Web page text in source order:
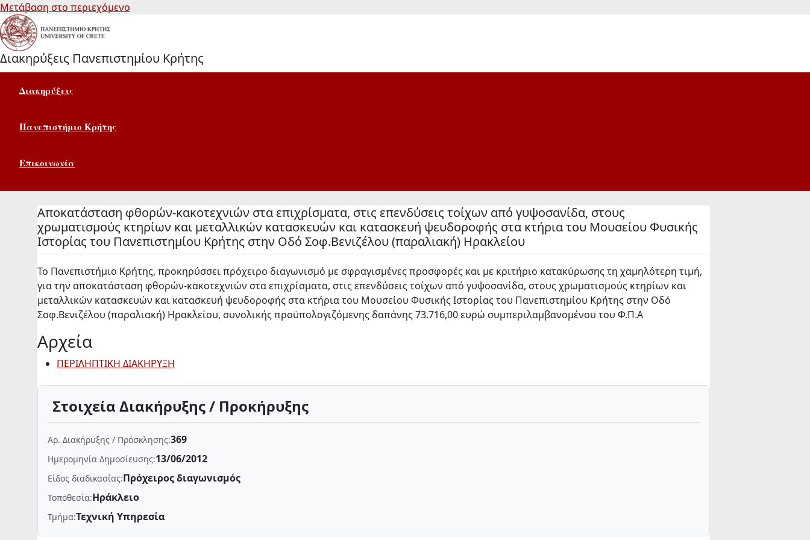
Μετάβαση στο περιεχόμενο
Διακηρύξεις Πανεπιστημίου Κρήτης
Διακηρύξεις
Πανεπιστήμιο Κρήτης
Επικοινωνία
Aποκατάσταση φθορών-κακοτεχνιών στα επιχρίσματα, στις επενδύσεις τοίχων από γυψοσανίδα, στους
χρωματισμούς κτηρίων και μεταλλικών κατασκευών και κατασκευή ψευδοροφής στα κτήρια του Μουσείου Φυσικής
Ιστορίας του Πανεπιστημίου Κρήτης στην Οδό Σοφ.Βενιζέλου (παραλιακή) Ηρακλείου
Το Πανεπιστήμιο Κρήτης, προκηρύσσει πρόχειρο διαγωνισμό με σφραγισμένες προσφορές και με κριτήριο κατακύρωσης τη χαμηλότερη τιμή,
για την αποκατάσταση φθορών-κακοτεχνιών στα επιχρίσματα, στις επενδύσεις τοίχων από γυψοσανίδα, στους χρωματισμούς κτηρίων και
μεταλλικών κατασκευών και κατασκευή ψευδοροφής στα κτήρια του Μουσείου Φυσικής Ιστορίας του Πανεπιστημίου Κρήτης στην Οδό
Σοφ.Βενιζέλου (παραλιακή) Ηρακλείου, συνολικής προϋπολογιζόμενης δαπάνης 73.716,00 ευρώ συμπεριλαμβανομένου του Φ.Π.Α
Αρχεία
ΠΕΡΙΛΗΠΤΙΚΗ ΔΙΑΚΗΡΥΞΗ
Στοιχεία Διακήρυξης / Προκήρυξης
Αρ. Διακήρυξης / Πρόσκλησης:369
Ημερομηνία Δημοσίευσης:13/06/2012
Είδος διαδικασίας:Πρόχειρος διαγωνισμός
Τοποθεσία:Ηράκλειο
Τμήμα:Τεχνική Υπηρεσία